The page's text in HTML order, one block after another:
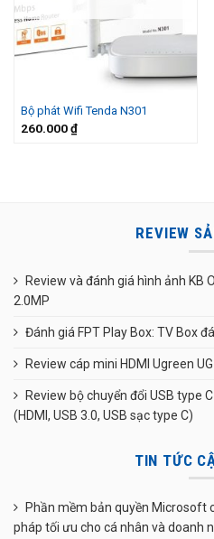
Bộ phát Wifi Tenda N301
260.000₫
REVIEW
Review và đánh giá hình ảnh KB
2.0MP
Đánh giá FPT Play Box: TV Box
Review cáp mini HDMI Ugreen
Review bộ chuyển đổi USB type
(HDMI, USB 3.0, USB sạc type C)
TIN TỨC
Phần mềm bản quyền Microsoft
pháp tối ưu cho cá nhân và doanh